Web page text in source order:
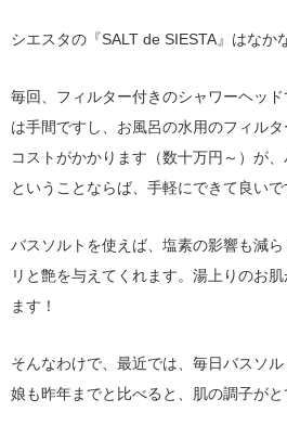
シエスタの『SALT de SIESTA』はなか
毎回、フィルター付きのシャワーヘッ
は手間ですし、お風呂の水用のフィル
コストがかかります（数十万円～）が
ということならば、手軽にできて良いで
バスソルトを使えば、塩素の影響も減
リと艶を与えてくれます。湯上りのお
ます！
そんなわけで、最近では、毎日バスソ
娘も昨年までと比べると、肌の調子がと